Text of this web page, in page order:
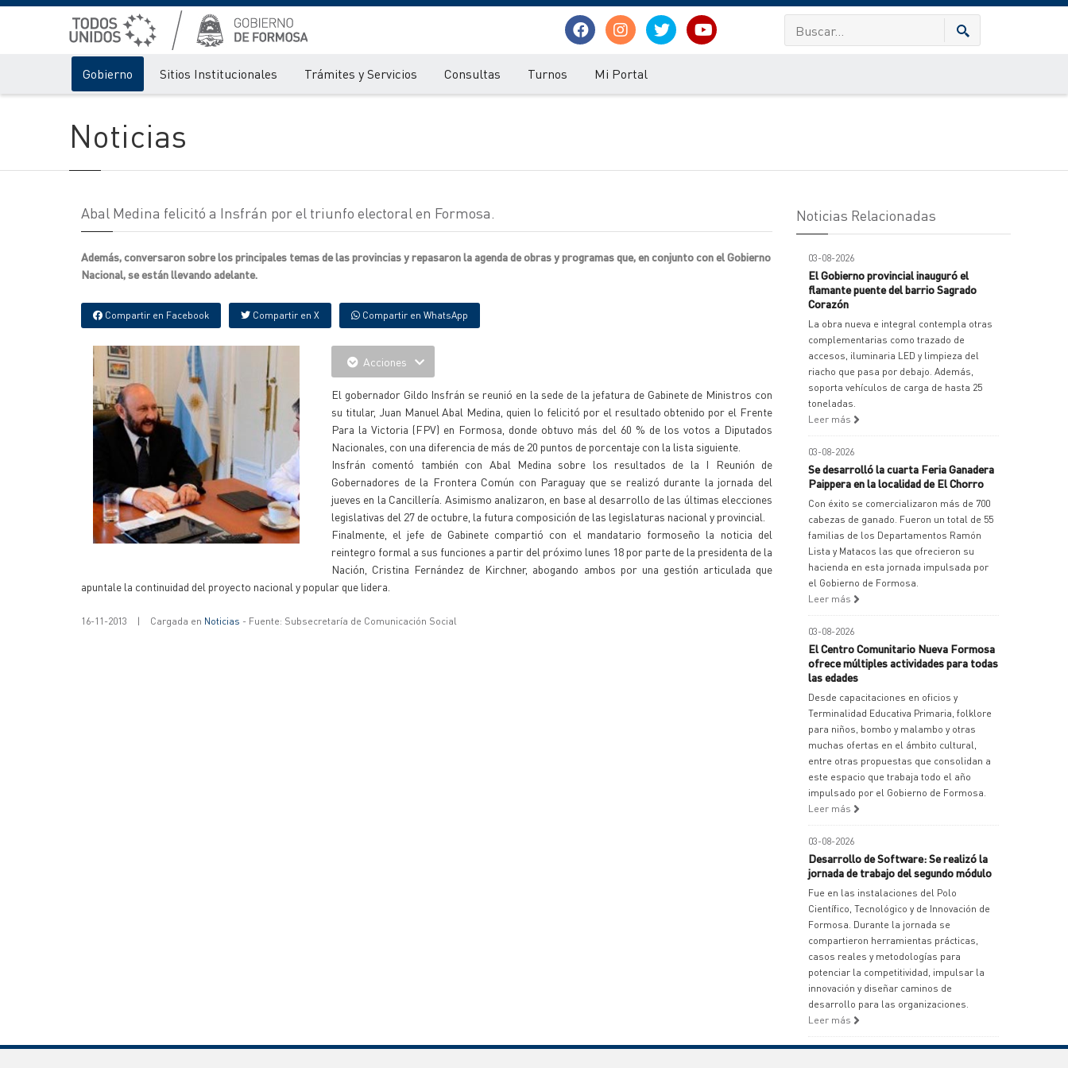
Gobierno Sitios Institucionales Trámites y Servicios Consultas Turnos Mi Portal
Noticias
Abal Medina felicitó a Insfrán por el triunfo electoral en Formosa.
Además, conversaron sobre los principales temas de las provincias y repasaron la agenda de obras y programas que, en conjunto con el Gobierno
Nacional, se están llevando adelante.
Compartir en Facebook Compartir en X Compartir en WhatsApp
Acciones
El gobernador Gildo Insfrán se reunió en la sede de la jefatura de Gabinete de Ministros con
su titular, Juan Manuel Abal Medina, quien lo felicitó por el resultado obtenido por el Frente
Para la Victoria (FPV) en Formosa, donde obtuvo más del 60 % de los votos a Diputados
Nacionales, con una diferencia de más de 20 puntos de porcentaje con la lista siguiente.
Insfrán comentó también con Abal Medina sobre los resultados de la I Reunión de
Gobernadores de la Frontera Común con Paraguay que se realizó durante la jornada del
jueves en la Cancillería. Asimismo analizaron, en base al desarrollo de las últimas elecciones
legislativas del 27 de octubre, la futura composición de las legislaturas nacional y provincial.
Finalmente, el jefe de Gabinete compartió con el mandatario formoseño la noticia del
reintegro formal a sus funciones a partir del próximo lunes 18 por parte de la presidenta de la
Nación, Cristina Fernández de Kirchner, abogando ambos por una gestión articulada que
apuntale la continuidad del proyecto nacional y popular que lidera.
16-11-2013 | Cargada en Noticias - Fuente: Subsecretaría de Comunicación Social
Noticias Relacionadas
03-08-2026
El Gobierno provincial inauguró el
flamante puente del barrio Sagrado
Corazón
La obra nueva e integral contempla otras
complementarias como trazado de
accesos, iluminaria LED y limpieza del
riacho que pasa por debajo. Además,
soporta vehículos de carga de hasta 25
toneladas.
Leer más
03-08-2026
Se desarrolló la cuarta Feria Ganadera
Paippera en la localidad de El Chorro
Con éxito se comercializaron más de 700
cabezas de ganado. Fueron un total de 55
familias de los Departamentos Ramón
Lista y Matacos las que ofrecieron su
hacienda en esta jornada impulsada por
el Gobierno de Formosa.
Leer más
03-08-2026
El Centro Comunitario Nueva Formosa
ofrece múltiples actividades para todas
las edades
Desde capacitaciones en oficios y
Terminalidad Educativa Primaria, folklore
para niños, bombo y malambo y otras
muchas ofertas en el ámbito cultural,
entre otras propuestas que consolidan a
este espacio que trabaja todo el año
impulsado por el Gobierno de Formosa.
Leer más
03-08-2026
Desarrollo de Software: Se realizó la
jornada de trabajo del segundo módulo
Fue en las instalaciones del Polo
Científico, Tecnológico y de Innovación de
Formosa. Durante la jornada se
compartieron herramientas prácticas,
casos reales y metodologías para
potenciar la competitividad, impulsar la
innovación y diseñar caminos de
desarrollo para las organizaciones.
Leer más